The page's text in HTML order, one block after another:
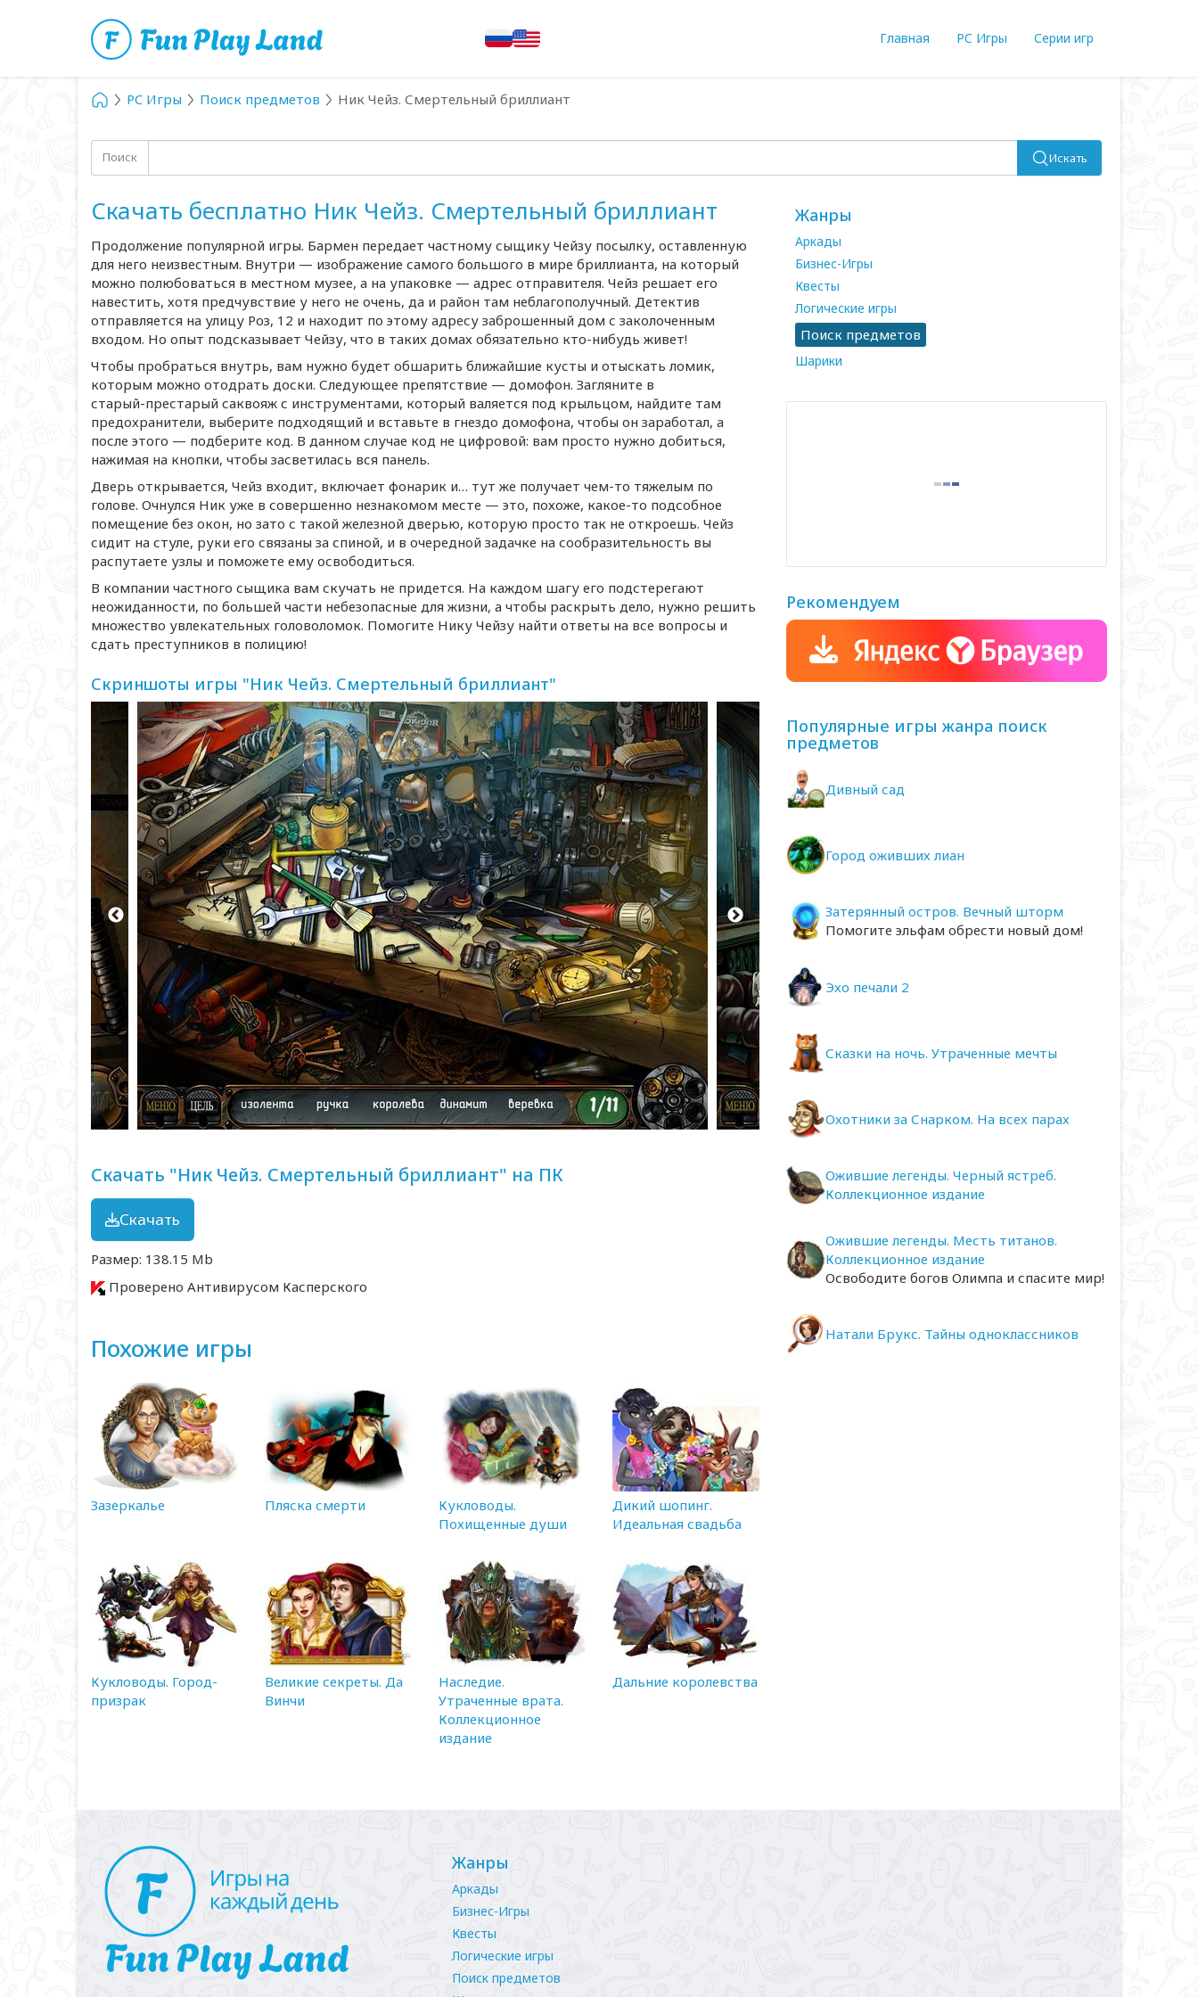
Главная PC Игры Серии игр
PC Игры Поиск предметов Ник Чейз. Смертельный бриллиант
Поиск Искать
Скачать бесплатно Ник Чейз. Смертельный бриллиант
Продолжение популярной игры. Бармен передает частному сыщику Чейзу посылку, оставленную
для него неизвестным. Внутри — изображение самого большого в мире бриллианта, на который
можно полюбоваться в местном музее, а на упаковке — адрес отправителя. Чейз решает его
навестить, хотя предчувствие у него не очень, да и район там неблагополучный. Детектив
отправляется на улицу Роз, 12 и находит по этому адресу заброшенный дом с заколоченным
входом. Но опыт подсказывает Чейзу, что в таких домах обязательно кто-нибудь живет!
Чтобы пробраться внутрь, вам нужно будет обшарить ближайшие кусты и отыскать ломик,
которым можно отодрать доски. Следующее препятствие — домофон. Загляните в
старый-престарый саквояж с инструментами, который валяется под крыльцом, найдите там
предохранители, выберите подходящий и вставьте в гнездо домофона, чтобы он заработал, а
после этого — подберите код. В данном случае код не цифровой: вам просто нужно добиться,
нажимая на кнопки, чтобы засветилась вся панель.
Дверь открывается, Чейз входит, включает фонарик и… тут же получает чем-то тяжелым по
голове. Очнулся Ник уже в совершенно незнакомом месте — это, похоже, какое-то подсобное
помещение без окон, но зато с такой железной дверью, которую просто так не откроешь. Чейз
сидит на стуле, руки его связаны за спиной, и в очередной задачке на сообразительность вы
распутаете узлы и поможете ему освободиться.
В компании частного сыщика вам скучать не придется. На каждом шагу его подстерегают
неожиданности, по большей части небезопасные для жизни, а чтобы раскрыть дело, нужно решить
множество увлекательных головоломок. Помогите Нику Чейзу найти ответы на все вопросы и
сдать преступников в полицию!
Скриншоты игры "Ник Чейз. Смертельный бриллиант"
Скачать "Ник Чейз. Смертельный бриллиант" на ПК
Скачать
Размер: 138.15 Mb
Проверено Антивирусом Касперского
Похожие игры
Зазеркалье Пляска смерти
Кукловоды.
Похищенные души
Дикий шопинг.
Идеальная свадьба
Кукловоды. Город-
призрак
Великие секреты. Да
Винчи
Наследие.
Утраченные врата.
Коллекционное
издание
Дальние королевства
Жанры
Аркады
Бизнес-Игры
Квесты
Логические игры
Поиск предметов
Шарики
Рекомендуем
Популярные игры жанра поиск
предметов
Дивный сад
Город оживших лиан
Затерянный остров. Вечный шторм
Помогите эльфам обрести новый дом!
Эхо печали 2
Сказки на ночь. Утраченные мечты
Охотники за Снарком. На всех парах
Ожившие легенды. Черный ястреб.
Коллекционное издание
Ожившие легенды. Месть титанов.
Коллекционное издание
Освободите богов Олимпа и спасите мир!
Натали Брукс. Тайны одноклассников
Жанры
Аркады
Бизнес-Игры
Квесты
Логические игры
Поиск предметов